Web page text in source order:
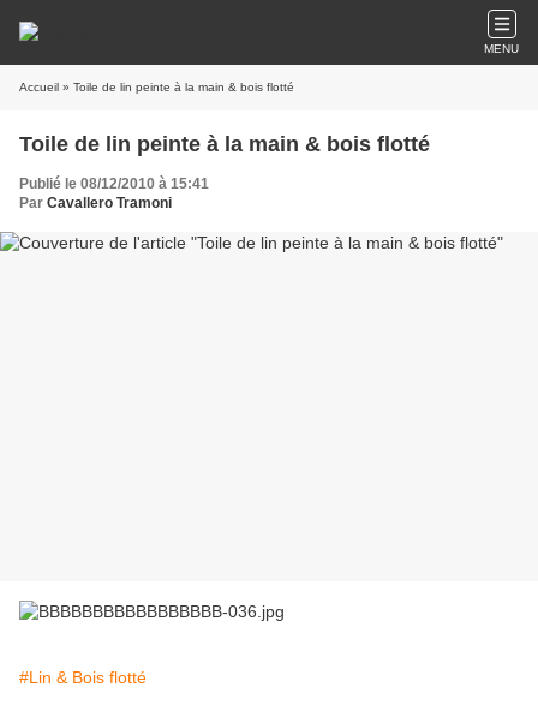
MENU
Accueil » Toile de lin peinte à la main & bois flotté
Toile de lin peinte à la main & bois flotté
Publié le 08/12/2010 à 15:41
Par Cavallero Tramoni
#Lin & Bois flotté